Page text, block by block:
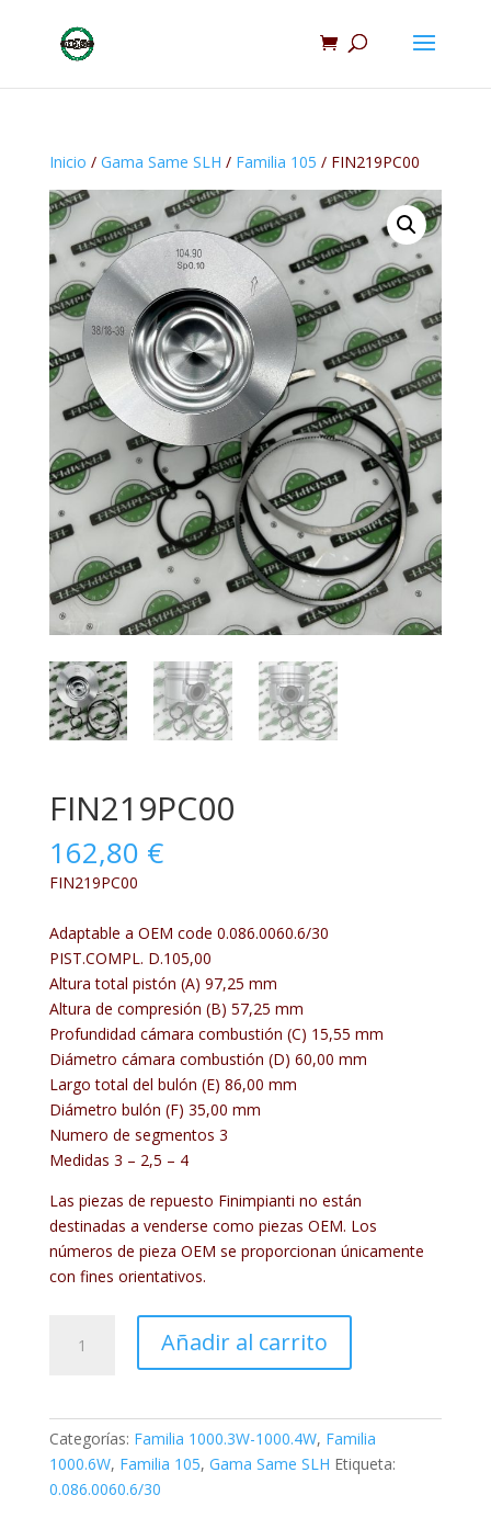
Inicio / Gama Same SLH / Familia 105 / FIN219PC00
FIN219PC00
162,80 €
FIN219PC00
Adaptable a OEM code 0.086.0060.6/30
PIST.COMPL. D.105,00
Altura total pistón (A) 97,25 mm
Altura de compresión (B) 57,25 mm
Profundidad cámara combustión (C) 15,55 mm
Diámetro cámara combustión (D) 60,00 mm
Largo total del bulón (E) 86,00 mm
Diámetro bulón (F) 35,00 mm
Numero de segmentos 3
Medidas 3 – 2,5 – 4
Las piezas de repuesto Finimpianti no están
destinadas a venderse como piezas OEM. Los
números de pieza OEM se proporcionan únicamente
con fines orientativos.
cantidad
Añadir al carrito
Categorías: Familia 1000.3W-1000.4W, Familia
1000.6W, Familia 105, Gama Same SLH Etiqueta:
0.086.0060.6/30